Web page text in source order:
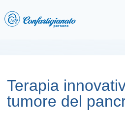
Terapia
tumore del